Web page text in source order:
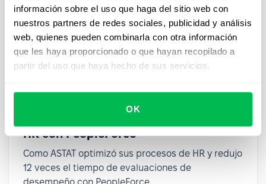
información sobre el uso que haga del sitio web con
nuestros partners de redes sociales, publicidad y análisis
web, quienes pueden combinarla con otra información
que les haya proporcionado o que hayan recopilado a
partir del uso que haya hecho de sus servicios.
OK
Cómo ASTAT optimizó sus procesos de
HR con PeopleForce
Como ASTAT optimizó sus procesos de HR y redujo
12 veces el tiempo de evaluaciones de
desempeño con PeopleForce.